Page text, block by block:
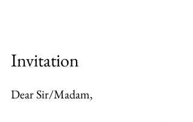
Invitation
Dear Sir/Madam,